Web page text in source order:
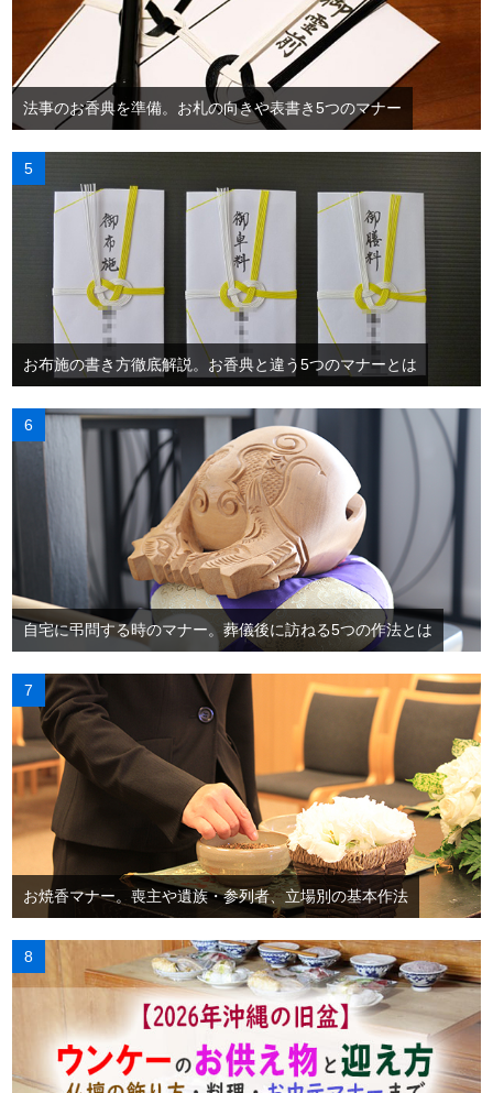
法事のお香典を準備。お札の向きや表書き5つのマナー
お布施の書き方徹底解説。お香典と違う5つのマナーとは
自宅に弔問する時のマナー。葬儀後に訪ねる5つの作法とは
お焼香マナー。喪主や遺族・参列者、立場別の基本作法